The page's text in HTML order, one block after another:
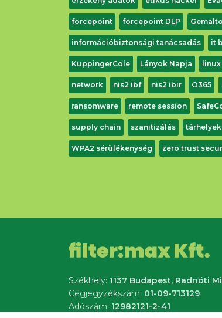
forcepoint forcepoint DLP Gemalto
információbiztonsági tanácsadás it
KuppingerCole Lányok Napja linux
network nis2 ibf nis2 ibir O365
ransomware remote session
supply chain szanitizálás
WPA2 sérülékenység zero trust
Székhely: 1137 Budapest, Radnóti
Cégjegyzékszám: 01-09-713129
Adószám: 12982121-2-41